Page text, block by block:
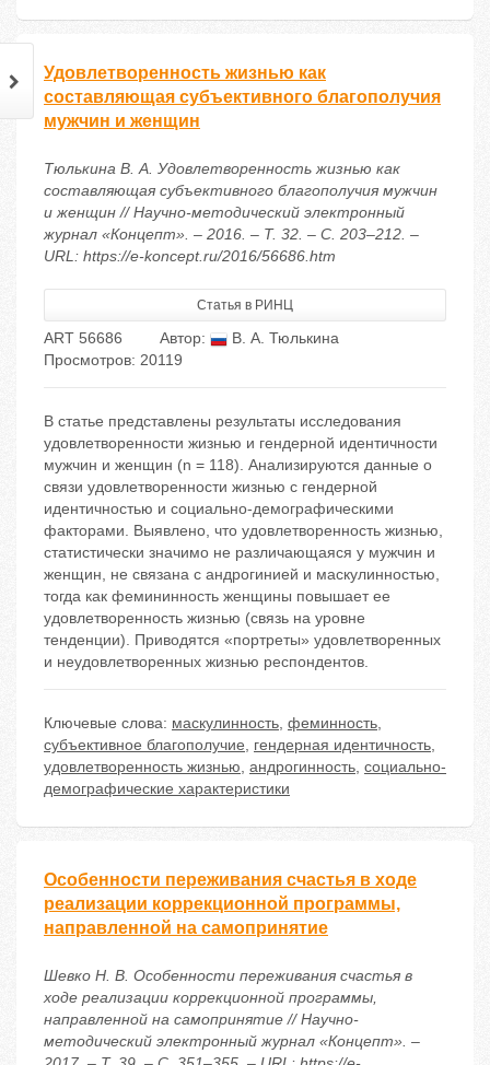
Удовлетворенность жизнью как
составляющая субъективного благополучия
мужчин и женщин
Тюлькина В. А. Удовлетворенность жизнью как
составляющая субъективного благополучия мужчин
и женщин // Научно-методический электронный
журнал «Концепт». – 2016. – Т. 32. – С. 203–212. –
URL: https://e-koncept.ru/2016/56686.htm
Статья в РИНЦ
ART 56686 Автор:
В. А. Тюлькина
Просмотров: 20119
В статье представлены результаты исследования
удовлетворенности жизнью и гендерной идентичности
мужчин и женщин (n = 118). Анализируются данные о
связи удовлетворенности жизнью с гендерной
идентичностью и социально-демографическими
факторами. Выявлено, что удовлетворенность жизнью,
статистически значимо не различающаяся у мужчин и
женщин, не связана с андрогинией и маскулинностью,
тогда как фемининность женщины повышает ее
удовлетворенность жизнью (связь на уровне
тенденции). Приводятся «портреты» удовлетворенных
и неудовлетворенных жизнью респондентов.
Ключевые слова: маскулинность, феминность,
субъективное благополучие, гендерная идентичность,
удовлетворенность жизнью, андрогинность, социально-
демографические характеристики
Особенности переживания счастья в ходе
реализации коррекционной программы,
направленной на самопринятие
Шевко Н. В. Особенности переживания счастья в
ходе реализации коррекционной программы,
направленной на самопринятие // Научно-
методический электронный журнал «Концепт». –